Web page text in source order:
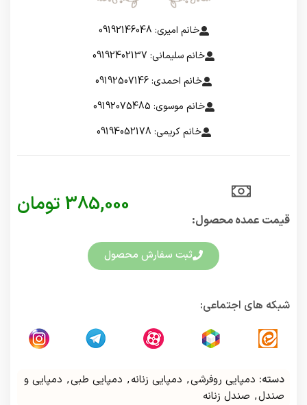
خانم امیری: 09192146048
خانم سلیمانی: 09192402137
خانم احمدی: 09192507146
خانم موسوی: 09192075485
خانم کریمی: 09194052178
قیمت عمده محصول:​
385,000 تومان
ثبت سفارش محصول
شبکه های اجتماعی:
دسته: دمپایی روفرشی, دمپایی زنانه, دمپایی طبی, دمپایی و
صندل, صندل زنانه